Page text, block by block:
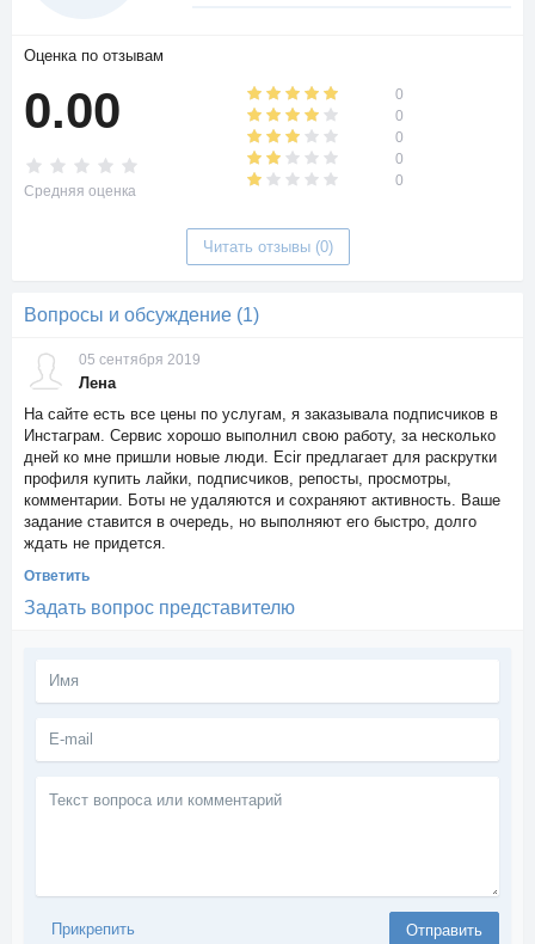
Оценка по отзывам
0.00
Средняя оценка
0
0
0
0
0
Читать отзывы (0)
Вопросы и обсуждение (1)
05 сентября 2019
Лена
На сайте есть все цены по услугам, я заказывала подписчиков в
Инстаграм. Сервис хорошо выполнил свою работу, за несколько
дней ко мне пришли новые люди. Ecir предлагает для раскрутки
профиля купить лайки, подписчиков, репосты, просмотры,
комментарии. Боты не удаляются и сохраняют активность. Ваше
задание ставится в очередь, но выполняют его быстро, долго
ждать не придется.
Ответить
Задать вопрос представителю
вопроса
Отправить
Прикрепить